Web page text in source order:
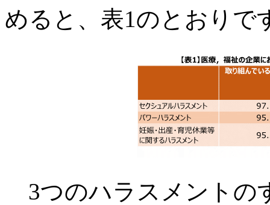
めると、表1のとおりで
3つのハラスメントの